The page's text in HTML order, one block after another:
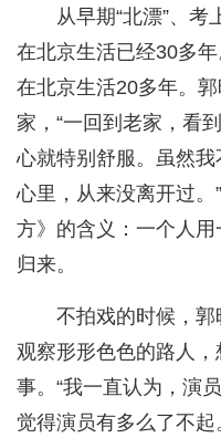
从早期“北漂”、
在北京生活已经30多
在北京生活20多年。
家，“一回到老家，看
心就特别舒服。虽然
心里，从来没离开过
方》的含义：一个人
归来。
不拍戏的时候，郭
观察形形色色的路人
事。“我一直认为，演
觉得演员有多么了不